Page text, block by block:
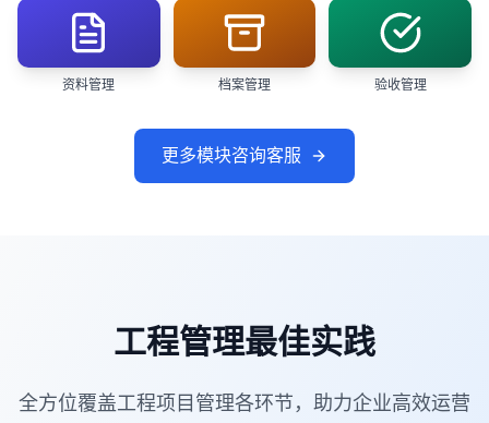
资料管理 档案管理 验收管理
更多模块咨询客服
工程管理最佳实践
全方位覆盖工程项目管理各环节，助力企业高效运营